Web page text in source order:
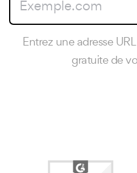
Entrez une adresse
gratuite de